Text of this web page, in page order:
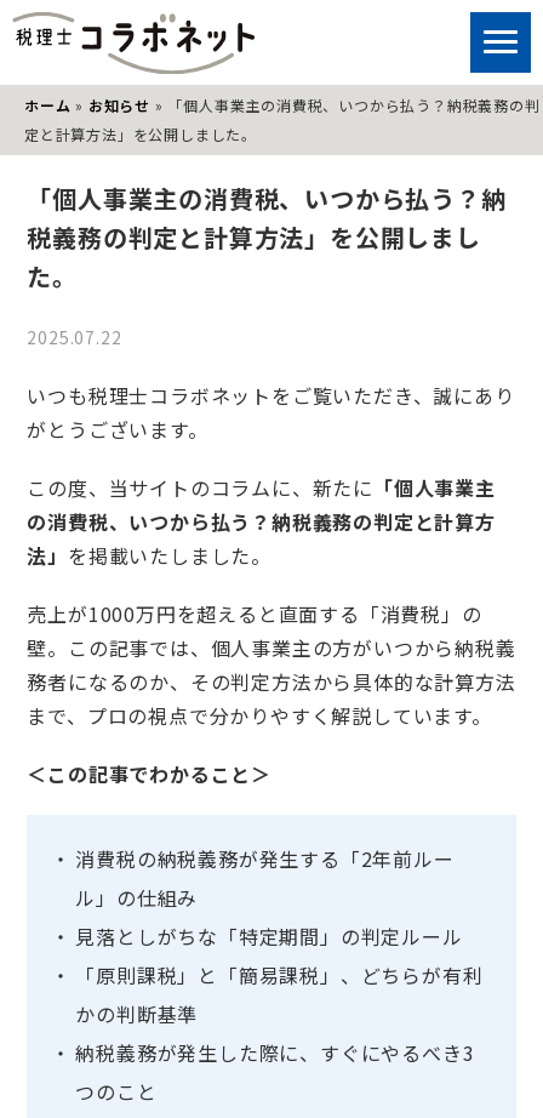
ホーム » お知らせ »
「個人事業主の消費税、いつから払う？納税義務の判
定と計算方法」を公開しました。
「個人事業主の消費税、いつから払う？納
税義務の判定と計算方法」を公開しまし
た。
2025.07.22
いつも税理士コラボネットをご覧いただき、誠にあり
がとうございます。
この度、当サイトのコラムに、新たに 「個人事業主
の消費税、いつから払う？納税義務の判定と計算方
法」 を掲載いたしました。
売上が1000万円を超えると直面する「消費税」の
壁。この記事では、個人事業主の方がいつから納税義
務者になるのか、その判定方法から具体的な計算方法
まで、プロの視点で分かりやすく解説しています。
＜この記事でわかること＞
消費税の納税義務が発生する「2年前ルー
ル」の仕組み
見落としがちな「特定期間」の判定ルール
「原則課税」と「簡易課税」、どちらが有利
かの判断基準
納税義務が発生した際に、すぐにやるべき3
つのこと